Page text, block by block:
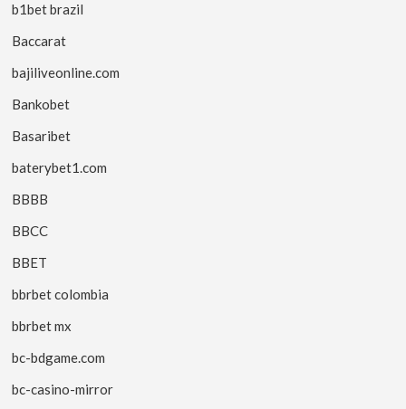
b1bet brazil
Baccarat
bajiliveonline.com
Bankobet
Basaribet
baterybet1.com
BBBB
BBCC
BBET
bbrbet colombia
bbrbet mx
bc-bdgame.com
bc-casino-mirror